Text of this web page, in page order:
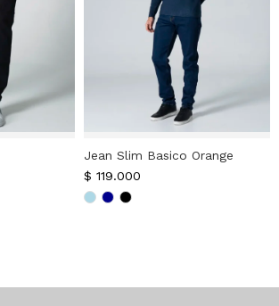
Jean Slim Basico Orange
$ 119.000